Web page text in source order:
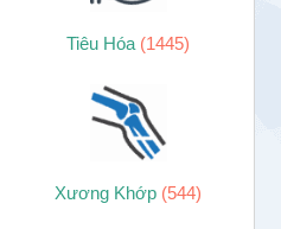
Tiêu Hóa (1445)
Xương Khớp (544)